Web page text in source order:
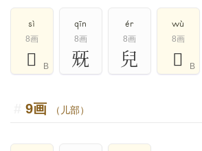
sì
8画
𠒅 B
qīn
8画
兓
ér
8画
兒
wù
8画
𠒄 B
9画 （儿部）